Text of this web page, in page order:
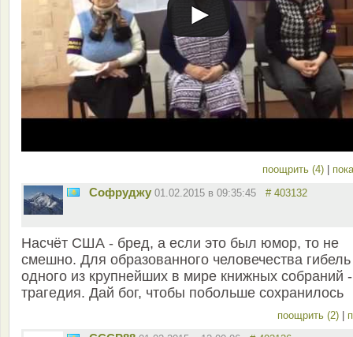
поощрить (4) |
Софруджу 01.02.2015 в 09:35:45 # 403132
Насчёт США - бред, а если это был юмор, то не
смешно. Для образованного человечества гибель
одного из крупнейших в мире книжных собраний -
трагедия. Дай бог, чтобы побольше сохранилось
поощрить (2) |